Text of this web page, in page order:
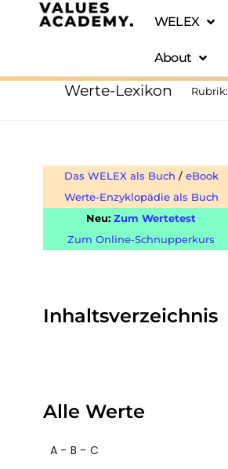
WELEX
About
Werte-Lexikon Rubrik:
Das WELEX als Buch / eBook
Werte-Enzyklopädie als Buch
Neu:Zum Wertetest
Zum Online-Schnupperkurs
Inhaltsverzeichnis
Alle Werte
A - B - C